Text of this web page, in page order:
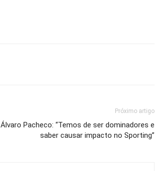
Próximo artigo
Álvaro Pacheco: “Temos de ser dominadores e
saber causar impacto no Sporting”